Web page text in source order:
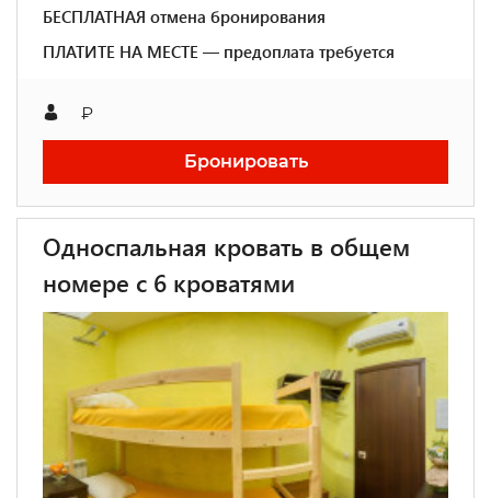
БЕСПЛАТНАЯ отмена бронирования
ПЛАТИТЕ НА МЕСТЕ — предоплата требуется
₽
Бронировать
Односпальная кровать в общем
номере с 6 кроватями